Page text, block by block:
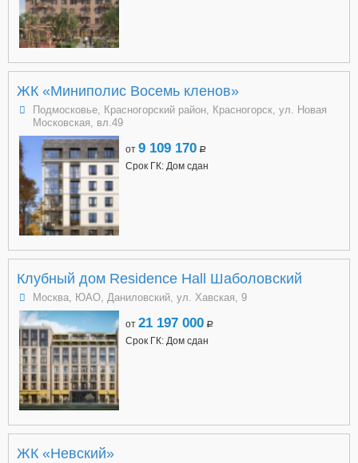
ЖК «Миниполис Восемь кленов»
Подмосковье, Красногорский район, Красногорск, ул. Новая
Московская, вл.49
от 9 109 170 a
Срок ГК: Дом сдан
Клубный дом Residence Hall Шаболовский
Москва, ЮАО, Даниловский, ул. Хавская, 9
от 21 197 000 a
Срок ГК: Дом сдан
ЖК «Невский»